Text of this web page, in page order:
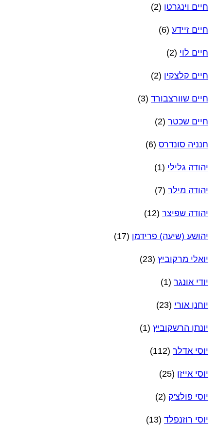
חיים וינגרטן (2)
חיים זיידע (6)
חיים לוי (2)
חיים קלצקין (2)
חיים שוורצבורד (3)
חיים שכטר (2)
חנניה סונדרס (6)
יהודה גלילי (1)
יהודה מילר (7)
יהודה שפיצר (12)
יהושע (שיעה) פרידמן (17)
יואלי מרקוביץ (23)
יודי אונגר (1)
יוחנן אורי (23)
יונתן הרשקוביץ (1)
יוסי אדלר (112)
יוסי אייזן (25)
יוסי פולצ'ק (2)
יוסי רוזנפלד (13)